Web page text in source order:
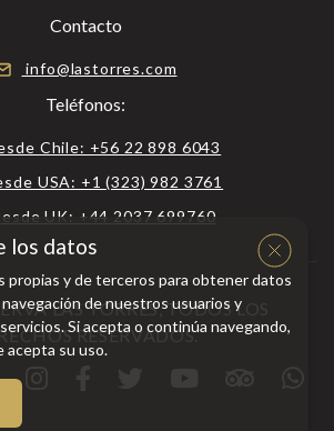
Contacto
info@lastorres.com
Teléfonos:
Chile: +56 22 898 6043
USA: +1 (323) 982 3761
UK: +44 2037 699760
LAS TORRES, TODOS LOS
RESERVADOS.
los datos
propias y de terceros para obtener datos
de nuestros usuarios y
Si acepta o continúa navegando,
acepta su uso.